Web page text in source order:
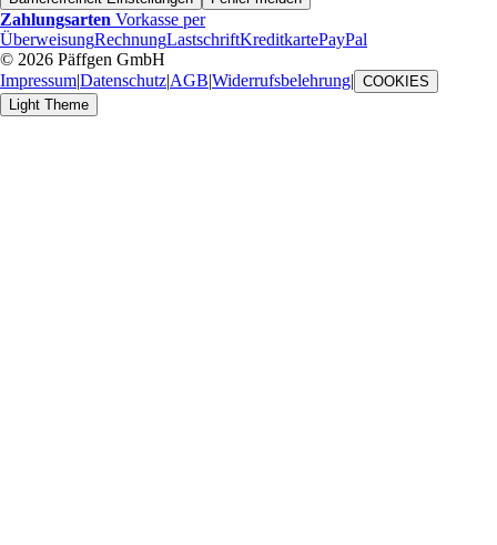
Zahlungsarten Vorkasse per
ÜberweisungRechnungLastschriftKreditkartePayPal
© 2026 Päffgen GmbH
Impressum|Datenschutz|AGB|Widerrufsbelehrung| COOKIES
Light Theme